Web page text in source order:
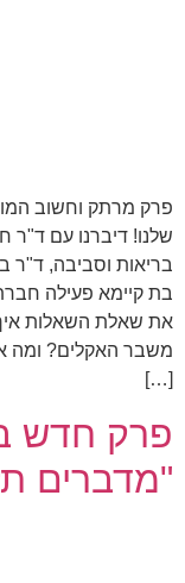
פרק מרתק וחשוב
שלנו! דיברנו עם ד"ר
בריאות וסביבה, ד"ר
בת קיימא פעילה
את שאלת השאלות איך
משבר האקלים? ומה
[…]
פרק חדש
"מדברים